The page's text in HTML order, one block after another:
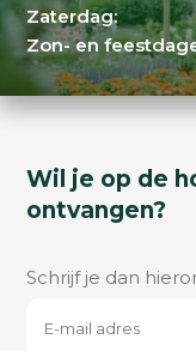
Zaterdag:
Zon- en
Wil je op de
ontvangen?
Schrijf je dan